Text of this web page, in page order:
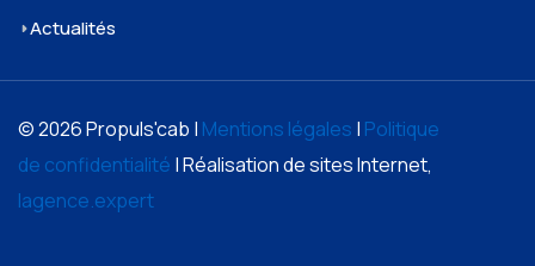
Actualités
© 2026 Propuls'cab | Mentions légales | Politique
de confidentialité | Réalisation de sites Internet,
lagence.expert